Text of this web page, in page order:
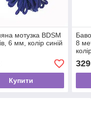
мотузка BDSM
6 мм, колір синій
Купити
8
329